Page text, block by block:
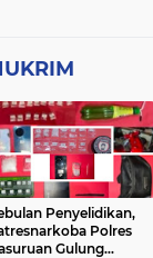
Penyelidikan,
Polres
Gulung